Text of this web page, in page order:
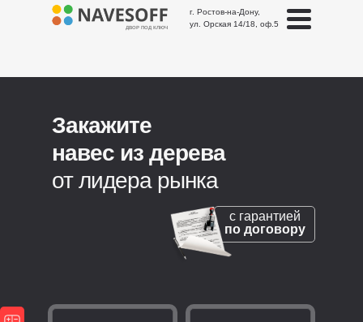
г. Ростов-на-Дону,
ул. Орская 14/18, оф.5
ДВОР ПОД КЛЮЧ
Закажите
навес из дерева
от лидера рынка
с гарантией
по договору